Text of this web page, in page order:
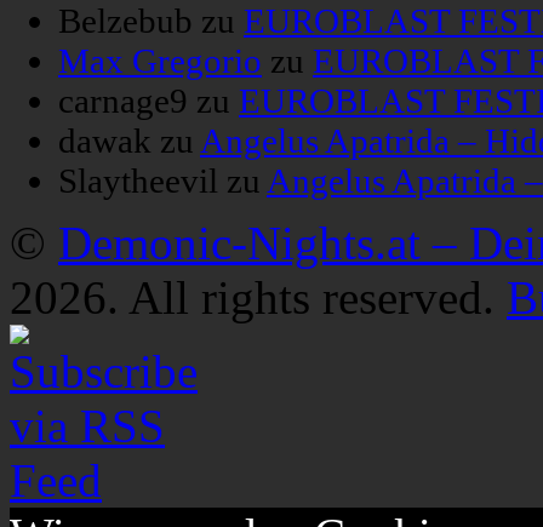
Belzebub zu EUROBLAST
Max Gregorio zu EUROBLAST
carnage9 zu EUROBLAST
dawak zuAngelus Apatrida –
Slaytheevil zuAngelus Apatrida
© Demonic-Nights.at –
2026. All rights reserved.